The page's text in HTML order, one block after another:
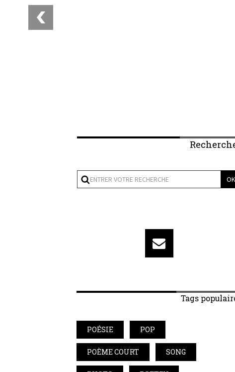
Tags
POÉSIE POP
POÈME COURT SONG